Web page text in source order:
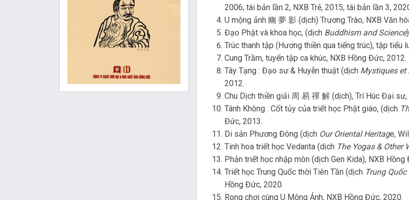
2006; tái bản lần 2, NXB Trẻ, 2015; tái bản lần 3,
U mộng ảnh 幽 夢 影 (dịch) Trương Trào, NXB Văn
Đạo Phật và khoa học, (dịch Buddhism and Science
Trúc thanh tập (Hương thiền qua tiếng trúc), tập tiểu
Cung Trầm, tuyển tập ca khúc, NXB Hồng Đức, 2012.
Tây Tạng : Đạo sư & Huyễn thuật (dịch Mystiques et
2012.
Chu Dịch thiền giải 周 易 禪 解 (dịch), Trí Húc Đại
Tánh Không : Cốt tủy của triết học Phật giáo, (dịch
Đức, 2013.
Di sản Phương Đông (dịch Our Oriental Heritage,
Tinh hoa triết học Vedanta (dịch The Yogas & Other
Phản triết học nhập môn (dịch Gen Kida), NXB
Triết học Trung Quốc thời Tiên Tần (dịch Trung
Hồng Đức, 2020.
Rong chơi cùng U Mộng Ảnh, NXB Hồng Đức, 2020.